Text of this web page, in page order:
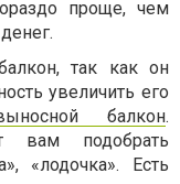
проще, чем
так как он
увеличить его
балкон.
вам подобрать
«лодочка». Есть